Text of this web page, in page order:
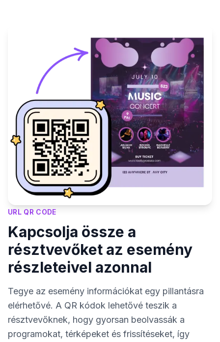
URL QR CODE
Kapcsolja össze a
résztvevőket az esemény
részleteivel azonnal
Tegye az esemény információkat egy pillantásra
elérhetővé. A QR kódok lehetővé teszik a
résztvevőknek, hogy gyorsan beolvassák a
programokat, térképeket és frissítéseket, így